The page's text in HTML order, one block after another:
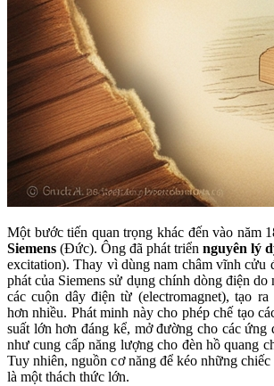
Một bước tiến quan trọng khác đến vào năm
Siemens (Đức). Ông đã phát triển nguyên lý
excitation). Thay vì dùng nam châm vĩnh cửu
phát của Siemens sử dụng chính dòng điện do
các cuộn dây điện từ (electromagnet), tạo
hơn nhiều. Phát minh này cho phép chế tạo
suất lớn hơn đáng kể, mở đường cho các ứng
như cung cấp năng lượng cho đèn hồ quang
Tuy nhiên, nguồn cơ năng để kéo những
là một thách thức lớn.